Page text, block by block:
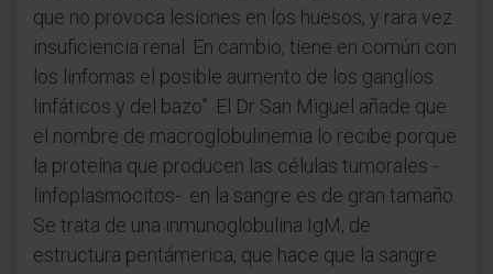
que no provoca lesiones en los huesos, y rara vez
insuficiencia renal. En cambio, tiene en común con
los linfomas el posible aumento de los ganglios
linfáticos y del bazo”. El Dr San Miguel añade que
el nombre de macroglobulinemia lo recibe porque
la proteína que producen las células tumorales -
linfoplasmocitos- en la sangre es de gran tamaño.
Se trata de una inmunoglobulina IgM, de
estructura pentámerica, que hace que la sangre